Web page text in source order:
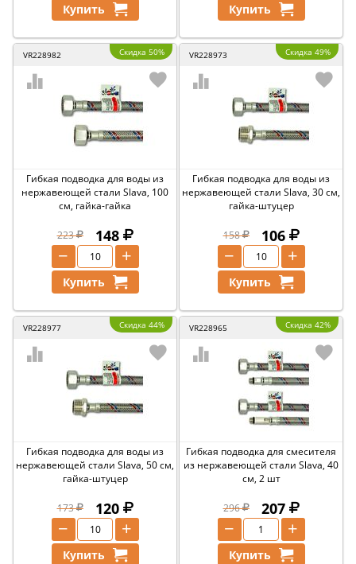
Купить Купить
VR228982 Скидка 50%
Гибкая подводка для воды из
нержавеющей стали Slava, 100
см, гайка-гайка
223 148
+
−
Купить
VR228973 Скидка 49%
Гибкая подводка для воды из
нержавеющей стали Slava, 30 см,
гайка-штуцер
158 106
+
−
Купить
VR228977 Скидка 44%
Гибкая подводка для воды из
нержавеющей стали Slava, 50 см,
гайка-штуцер
173 120
+
−
Купить
VR228965 Скидка 42%
Гибкая подводка для смесителя
из нержавеющей стали Slava, 40
см, 2 шт
296 207
+
−
Купить